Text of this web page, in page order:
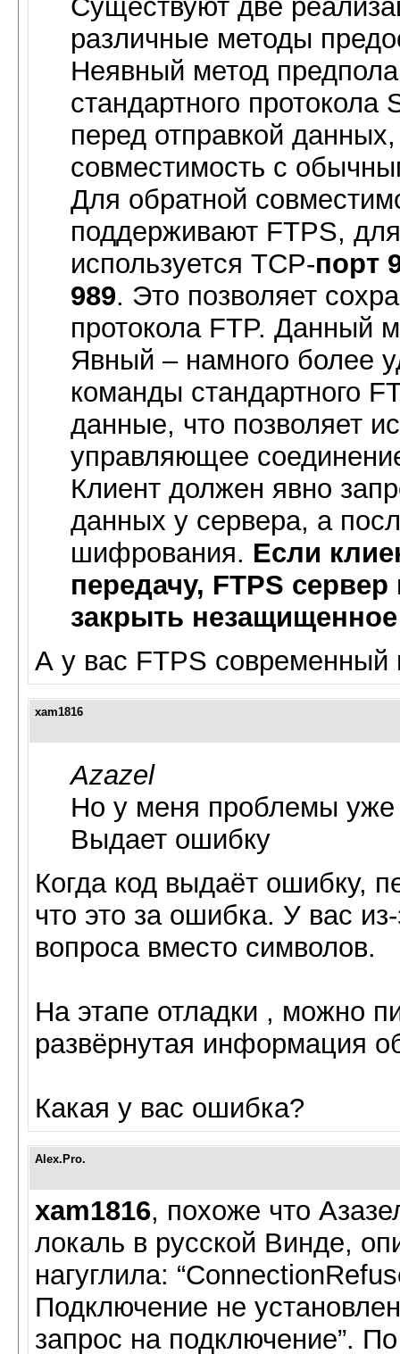
Существуют две
различные методы
Неявный метод
стандартного
перед отправкой
совместимость с
Для обратной
поддерживают FTPS,
используется TCP-порт
989. Это позволяет
протокола FTP. Данный
Явный – намного более
команды стандартного
данные, что позволяет
управляющее
Клиент должен явно
данных у сервера, а
шифрования. Если
передачу, FTPS сервер
закрыть
А у вас FTPS современный
xam1816
Azazel
Но у меня проблемы уже
Выдает ошибку
Когда код выдаёт ошибку,
что это за ошибка. У вас
вопроса вместо символов.
На этапе отладки , можно
развёрнутая информация
Какая у вас ошибка?
Alex.Pro.
xam1816, похоже что
локаль в русской Винде,
нагуглила:
Подключение не
запрос на подключение”.